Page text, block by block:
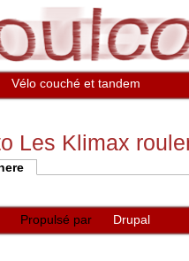
Vélo couché et tandem
Les Klimax
Propulsé par Drupal